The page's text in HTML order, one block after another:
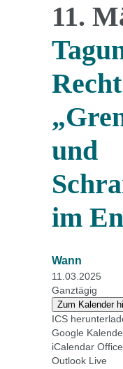
11.
und
im
Wann
11.03.2025
Ganztägig
Zum Kalender
ICS
Google
iCalendar
Outlook Live